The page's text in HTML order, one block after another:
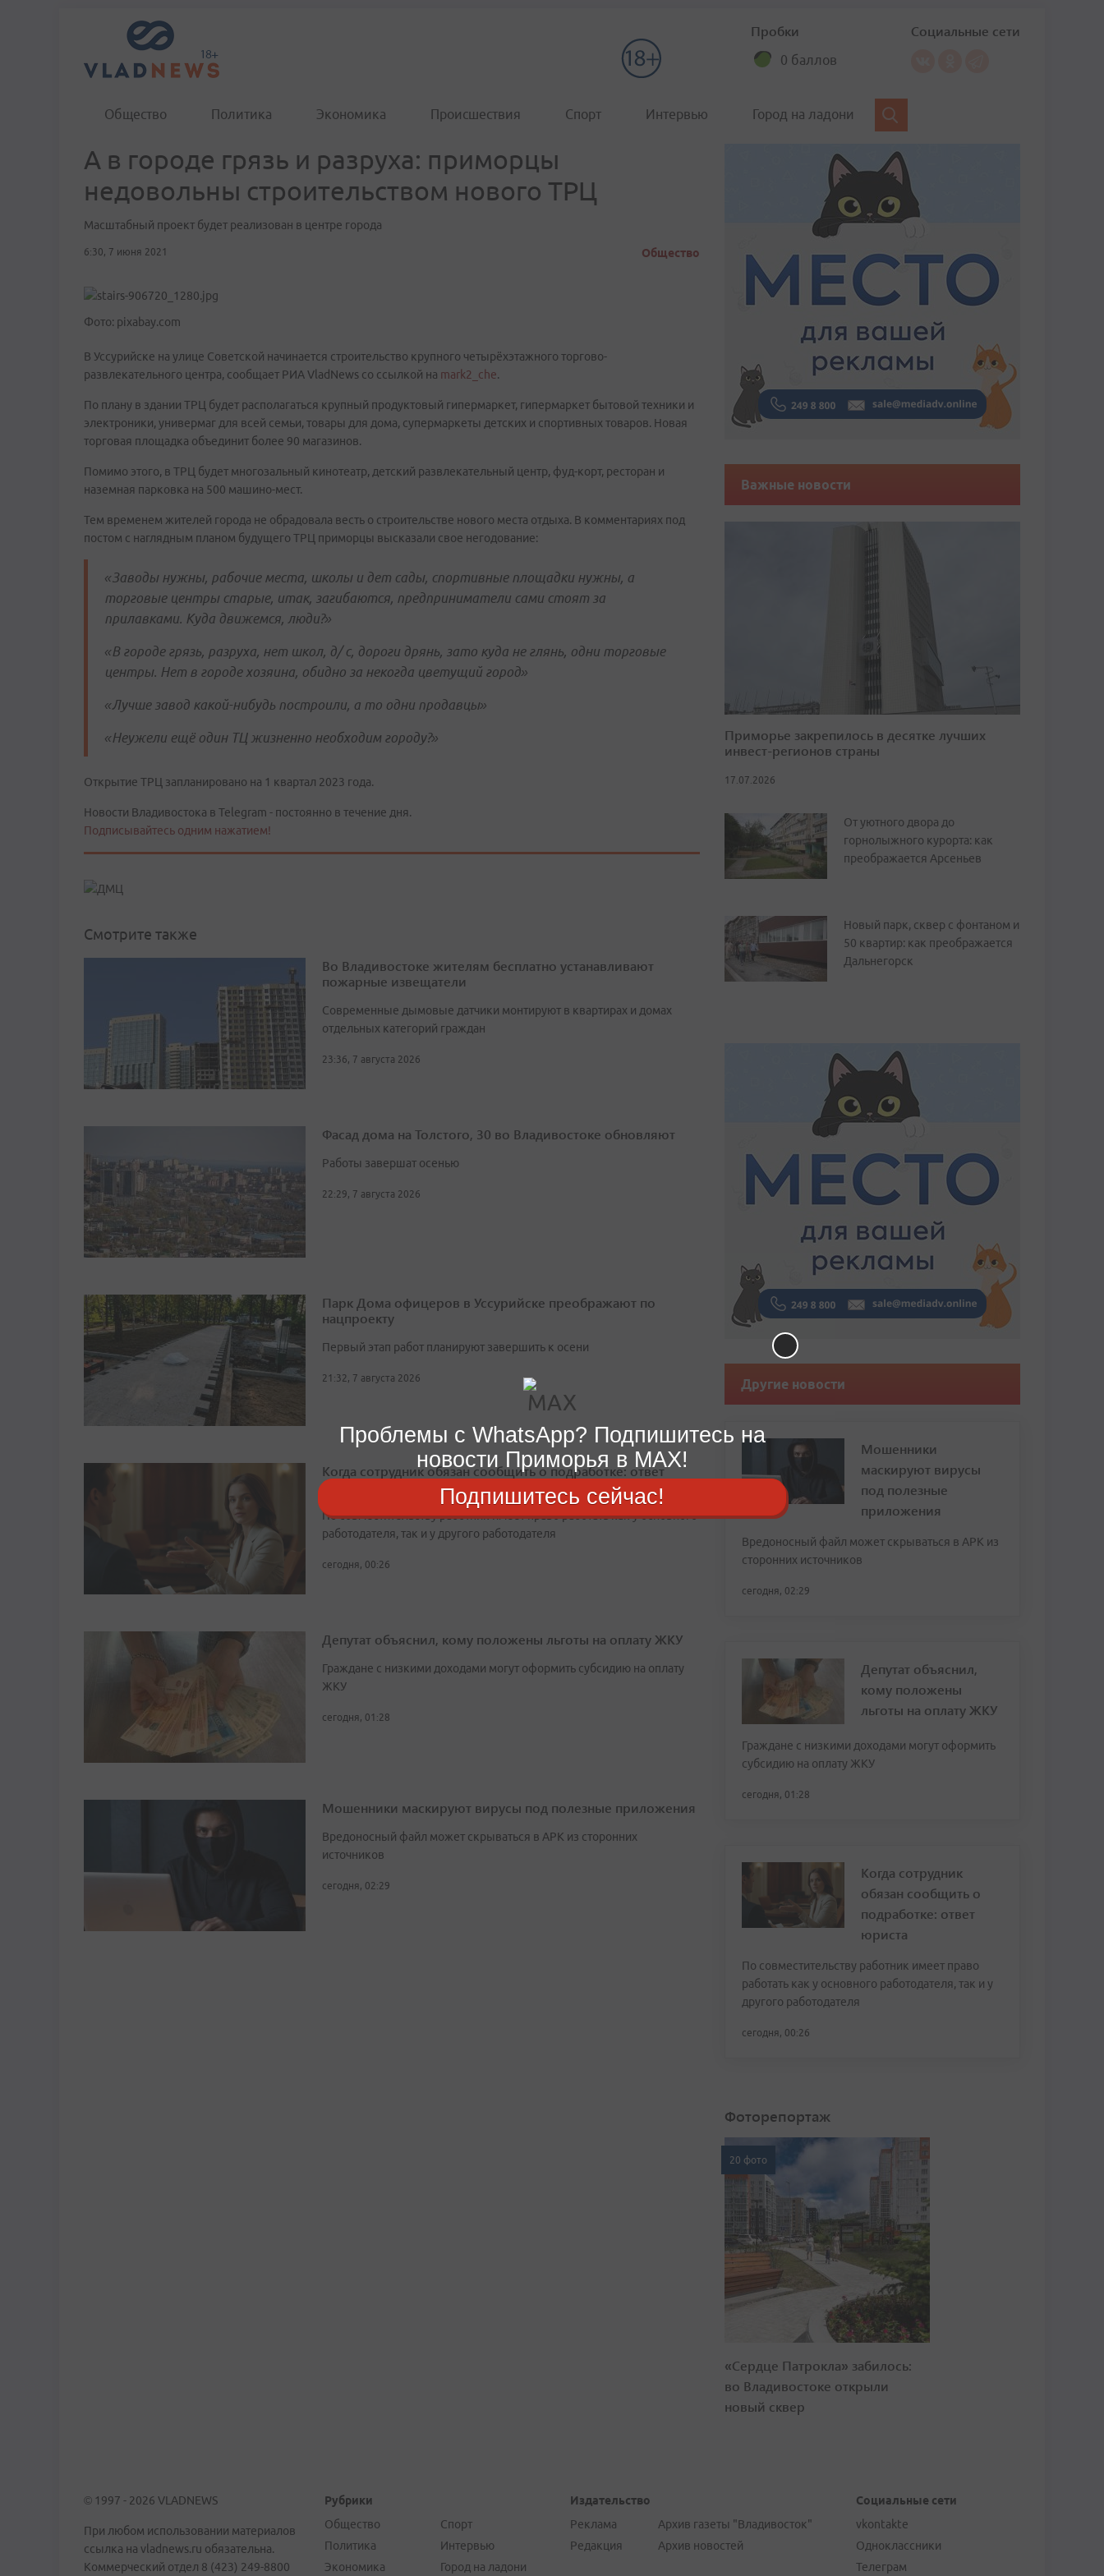
Пробки
0 баллов
Социальные сети
Общество Политика Экономика Происшествия Спорт Интервью Город на ладони
А в городе грязь и разруха: приморцы
недовольны строительством нового ТРЦ
Масштабный проект будет реализован в центре города
6:30, 7 июня 2021 Общество
Фото: pixabay.com
В Уссурийске на улице Советской начинается строительство крупного четырёхэтажного торгово-
развлекательного центра, сообщает РИА VladNews со ссылкой на mark2_che.
По плану в здании ТРЦ будет располагаться крупный продуктовый гипермаркет, гипермаркет бытовой техники и
электроники, универмаг для всей семьи, товары для дома, супермаркеты детских и спортивных товаров. Новая
торговая площадка объединит более 90 магазинов.
Помимо этого, в ТРЦ будет многозальный кинотеатр, детский развлекательный центр, фуд-корт, ресторан и
наземная парковка на 500 машино-мест.
Тем временем жителей города не обрадовала весть о строительстве нового места отдыха. В комментариях под
постом с наглядным планом будущего ТРЦ приморцы высказали свое негодование:
«Заводы нужны, рабочие места, школы и дет сады, спортивные площадки нужны, а
торговые центры старые, итак, загибаются, предприниматели сами стоят за
прилавками. Куда движемся, люди?»
«В городе грязь, разруха, нет школ, д/ с, дороги дрянь, зато куда не глянь, одни торговые
центры. Нет в городе хозяина, обидно за некогда цветущий город»
«Лучше завод какой-нибудь построили, а то одни продавцы»
«Неужели ещё один ТЦ жизненно необходим городу?»
Открытие ТРЦ запланировано на 1 квартал 2023 года.
Новости Владивостока в Telegram - постоянно в течение дня.
Подписывайтесь одним нажатием!
Смотрите также
Во Владивостоке жителям бесплатно устанавливают
пожарные извещатели
Современные дымовые датчики монтируют в квартирах и домах
отдельных категорий граждан
23:36, 7 августа 2026
Фасад дома на Толстого, 30 во Владивостоке обновляют
Работы завершат осенью
22:29, 7 августа 2026
Парк Дома офицеров в Уссурийске преображают по
нацпроекту
Первый этап работ планируют завершить к осени
21:32, 7 августа 2026
Когда сотрудник обязан сообщить о подработке: ответ
юриста
По совместительству работник имеет право работать как у основного
работодателя, так и у другого работодателя
сегодня, 00:26
Депутат объяснил, кому положены льготы на оплату ЖКУ
Граждане с низкими доходами могут оформить субсидию на оплату
ЖКУ
сегодня, 01:28
Мошенники маскируют вирусы под полезные приложения
Вредоносный файл может скрываться в APK из сторонних
источников
сегодня, 02:29
Важные новости
Приморье закрепилось в десятке лучших
инвест-регионов страны
17.07.2026
От уютного двора до
горнолыжного курорта: как
преображается Арсеньев
Новый парк, сквер с фонтаном и
50 квартир: как преображается
Дальнегорск
Другие новости
Мошенники
маскируют вирусы
под полезные
приложения
Вредоносный файл может скрываться в APK из
сторонних источников
сегодня, 02:29
Депутат объяснил,
кому положены
льготы на оплату ЖКУ
Граждане с низкими доходами могут оформить
субсидию на оплату ЖКУ
сегодня, 01:28
Когда сотрудник
обязан сообщить о
подработке: ответ
юриста
По совместительству работник имеет право
работать как у основного работодателя, так и у
другого работодателя
сегодня, 00:26
Фоторепортаж
20 фото
«Сердце Патрокла» забилось:
во Владивостоке открыли
новый сквер
© 1997 - 2026 VLADNEWS
При любом использовании материалов
ссылка на vladnews.ru обязательна.
Коммерческий отдел 8 (423) 249-8800
Рубрики
Общество
Политика
Экономика
Спорт
Интервью
Город на ладони
Издательство
Реклама
Редакция
Архив газеты "Владивосток"
Архив новостей
Социальные сети
vkontakte
Одноклассники
Телеграм
Проблемы с WhatsApp? Подпишитесь на
новости Приморья в MAX!
Подпишитесь сейчас!